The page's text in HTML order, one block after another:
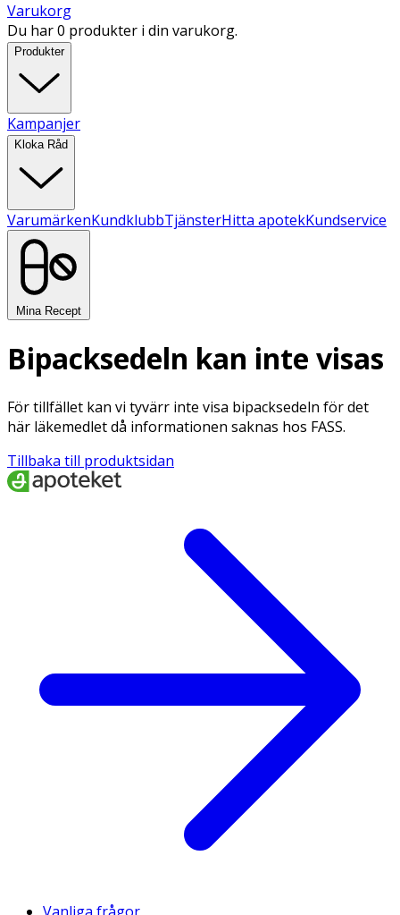
Varukorg
Du har 0 produkter i din varukorg.
Produkter
Kampanjer
Kloka Råd
VarumärkenKundklubbTjänsterHitta apotekKundservice
Mina Recept
Bipacksedeln kan inte visas
För tillfället kan vi tyvärr inte visa bipacksedeln för det
här läkemedlet då informationen saknas hos FASS.
Tillbaka till produktsidan